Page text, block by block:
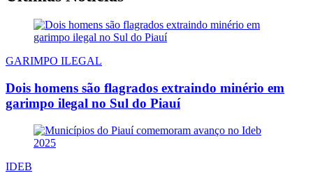
GARIMPO ILEGAL
Dois homens são flagrados extraindo minério em
garimpo ilegal no Sul do Piauí
IDEB